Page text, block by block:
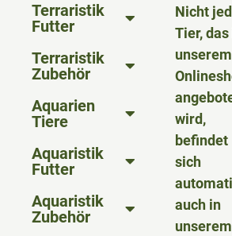
Terraristik
Futter
Terraristik
Zubehör
Aquarien
Tiere
Aquaristik
Futter
Aquaristik
Zubehör
Nicht
Tier, das
unserem
wird,
befindet
sich
auch in
unserem